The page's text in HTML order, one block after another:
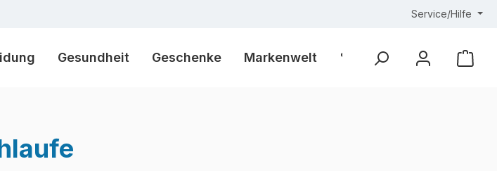
Service/Hilfe
Gesundheit Geschenke Markenwelt % Outlet %